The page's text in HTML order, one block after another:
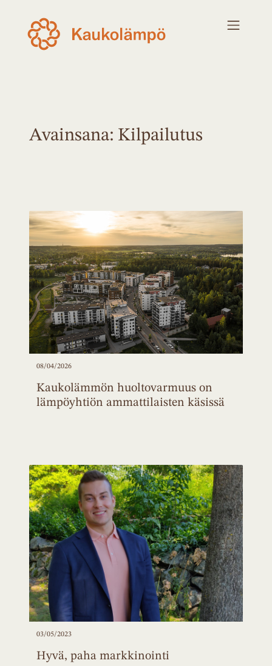
Avainsana: Kilpailutus
08/04/2026
Kaukolämmön huoltovarmuus on
lämpöyhtiön ammattilaisten käsissä
03/05/2023
Hyvä, paha markkinointi